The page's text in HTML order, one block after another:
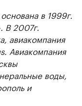
в 1999г.
В 2007г.
авиакомпания
Авиакомпания
воды,
и